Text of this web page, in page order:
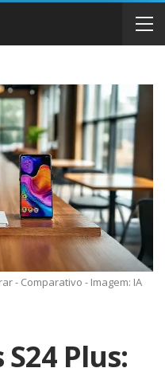
- Comparativo - Imagem: IA
S24 Plus: